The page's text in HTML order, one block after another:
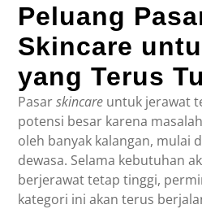
Peluang
Skincare
yang Terus
Pasarskincare untuk jerawat
potensi besar karena
oleh banyak kalangan, mulai
dewasa. Selama kebutuhan
berjerawat tetap tinggi,
kategori ini akan terus